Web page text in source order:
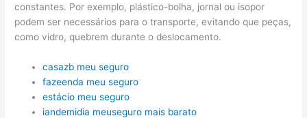
constantes. Por exemplo, plástico-bolha, jornal ou isopor
podem ser necessários para o transporte, evitando que peças,
como vidro, quebrem durante o deslocamento.
casazb meu seguro
fazeenda meu seguro
estácio meu seguro
iandemidia meuseguro mais barato